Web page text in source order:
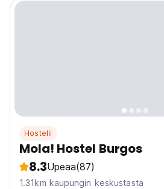
Hostelli
Mola! Hostel Burgos
8.3Upeaa(87)
1.31km kaupungin keskustasta